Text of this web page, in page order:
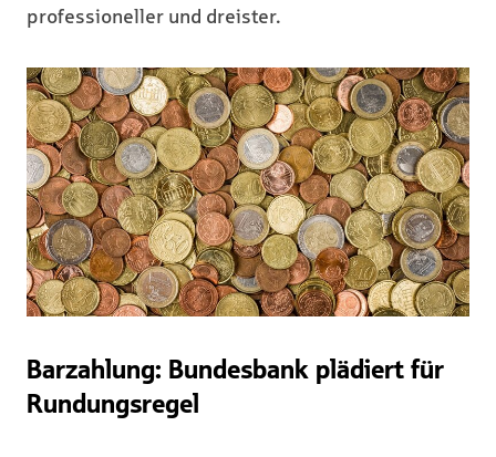
professioneller und dreister.
Barzahlung: Bundesbank plädiert für
Rundungsregel